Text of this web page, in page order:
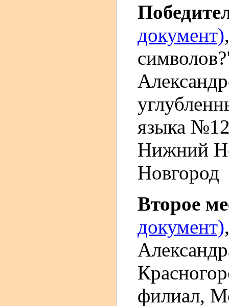
документ)
языка
Нижний
Новгород
Второе
документ)
филиал,